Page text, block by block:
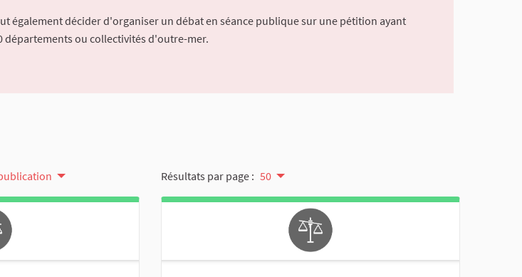
également décider d'organiser un débat en séance publique sur une pétition ayant
départements ou collectivités d'outre-mer.
Résultats par page : 50